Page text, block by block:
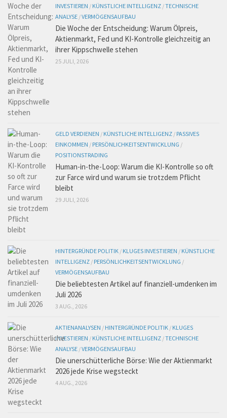
INVESTIEREN / KÜNSTLICHE INTELLIGENZ /TECHNISCHE
ANALYSE /VERMÖGENSAUFBAU
Die Woche der Entscheidung: Warum Ölpreis,
Aktienmarkt, Fed und KI-Kontrolle gleichzeitig an
ihrer Kippschwelle stehen
25 JULI, 2026
GELD VERDIENEN / KÜNSTLICHE INTELLIGENZ / PASSIVES
EINKOMMEN / PERSÖNLICHKEITSENTWICKLUNG /
POSITIONSTRADING
Human-in-the-Loop: Warum die KI-Kontrolle so oft
zur Farce wird und warum sie trotzdem Pflicht
bleibt
29 JULI, 2026
HINTERGRÜNDE POLITIK / KLUGES INVESTIEREN / KÜNSTLICHE
INTELLIGENZ / PERSÖNLICHKEITSENTWICKLUNG /
VERMÖGENSAUFBAU
Die beliebtesten Artikel auf finanziell-umdenken im
Juli 2026
3 AUG., 2026
AKTIENANALYSEN / HINTERGRÜNDE POLITIK / KLUGES
INVESTIEREN / KÜNSTLICHE INTELLIGENZ /TECHNISCHE
ANALYSE /VERMÖGENSAUFBAU
Die unerschütterliche Börse: Wie der Aktienmarkt
2026 jede Krise wegsteckt
4 AUG., 2026